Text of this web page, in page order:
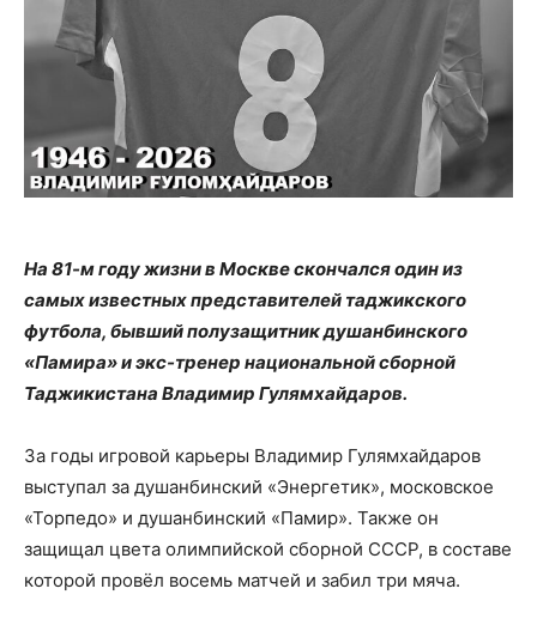
На 81-м году жизни в Москве скончался один из
самых известных представителей таджикского
футбола, бывший полузащитник душанбинского
«Памира» и экс-тренер национальной сборной
Таджикистана Владимир Гулямхайдаров.
За годы игровой карьеры Владимир Гулямхайдаров
выступал за душанбинский «Энергетик», московское
«Торпедо» и душанбинский «Памир». Также он
защищал цвета олимпийской сборной СССР, в составе
которой провёл восемь матчей и забил три мяча.